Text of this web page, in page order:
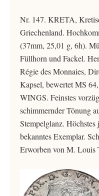
Nr. 147. KRETA,
Griechenland.
(37mm, 25,01 g, 6h).
Füllhorn und Fackel.
Régie des Monnaies,
Kapsel, bewertet MS
WINGS. Feinstes
schimmernder Tönung
Stempelglanz. Höchstes
bekanntes Exemplar.
Erworben von M. Louis